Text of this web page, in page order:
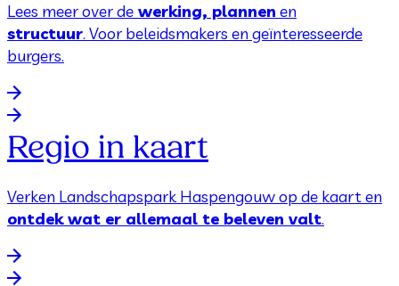
Lees meer over de werking, plannen en
structuur. Voor beleidsmakers en geïnteresseerde
burgers.
Regio in kaart
Verken Landschapspark Haspengouw op de kaart en
ontdek wat er allemaal te beleven valt.